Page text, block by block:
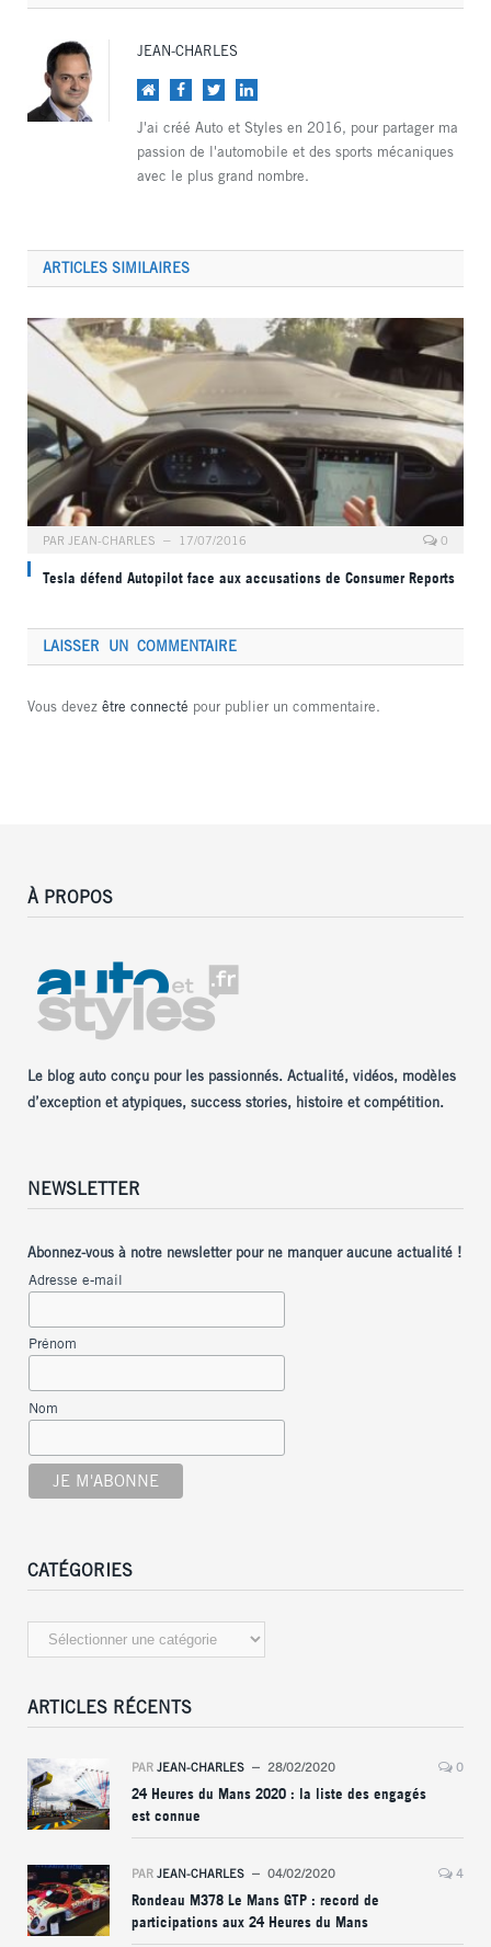
JEAN-CHARLES
Site Facebook
TwitterLinkedIn
J'ai créé Auto et Styles en 2016, pour partager ma
passion de l'automobile et des sports mécaniques
avec le plus grand nombre.
ARTICLES SIMILAIRES
PAR JEAN-CHARLES 17/07/2016 0
Tesla défend Autopilot face aux accusations de Consumer Reports
LAISSER UN COMMENTAIRE
Vous devez être connecté pour publier un commentaire.
À PROPOS
Le blog auto conçu pour les passionnés. Actualité, vidéos, modèles
d’exception et atypiques, success stories, histoire et compétition.
NEWSLETTER
Abonnez-vous à notre newsletter pour ne manquer aucune actualité !
Adresse e-mail
Prénom
Nom
CATÉGORIES
Catégories
ARTICLES RÉCENTS
PAR JEAN-CHARLES 28/02/2020 0
24 Heures du Mans 2020 : la liste des engagés
est connue
PAR JEAN-CHARLES 04/02/2020 4
Rondeau M378 Le Mans GTP : record de
participations aux 24 Heures du Mans